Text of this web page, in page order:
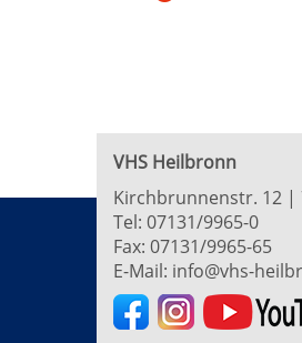
VHS Heilbronn
Kirchbrunnenstr. 12 |
Tel: 07131/9965-0
Fax: 07131/9965-65
E-Mail: info@vhs-